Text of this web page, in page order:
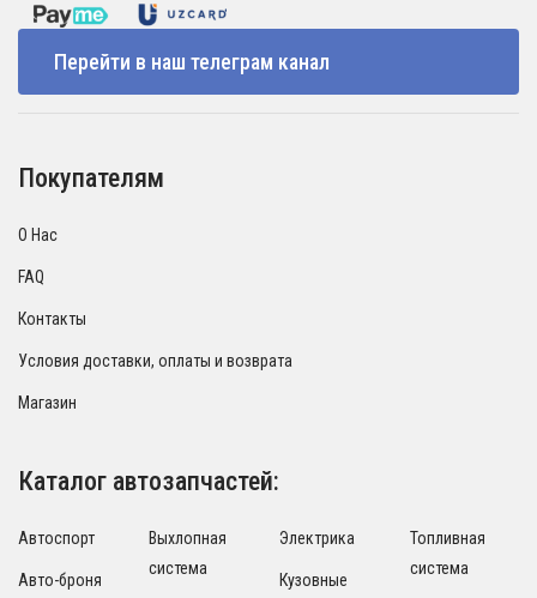
Перейти в наш телеграм канал
Покупателям
О Нас
FAQ
Контакты
Условия доставки, оплаты и возврата
Магазин
Каталог автозапчастей:
Автоспорт
Авто-броня
Выхлопная
система
Электрика
Кузовные
Топливная
система